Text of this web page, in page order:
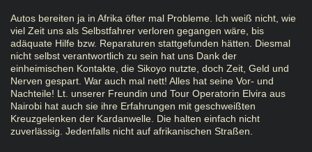
Autos bereiten ja in Afrika öfter mal Probleme. Ich weiß nicht, wie
viel Zeit uns als Selbstfahrer verloren gegangen wäre, bis
adäquate Hilfe bzw. Reparaturen stattgefunden hätten. Diesmal
nicht selbst verantwortlich zu sein hat uns Dank der
einheimischen Kontakte, die Sikoyo nutzte, doch Zeit, Geld und
Nerven gespart. War auch mal nett! Alles hat seine Vor- und
Nachteile! Lt. unserer Freundin und Tour Operatorin Elvira aus
Nairobi hat auch sie ihre Erfahrungen mit geschweißten
Kreuzgelenken der Kardanwelle. Die halten einfach nicht
zuverlässig. Jedenfalls nicht auf afrikanischen Straßen.